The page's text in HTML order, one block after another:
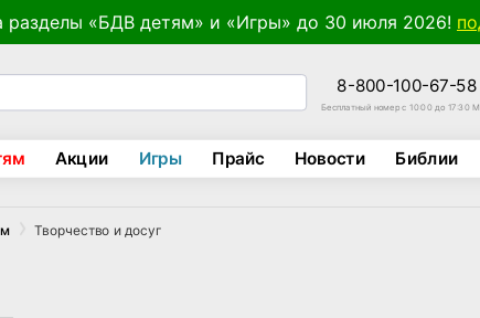
разделы «БДВ детям» и «Игры» до 30 июля 2026!
8-800-100-67-58
Бесплатный номер с 10:00 до 17:30
Акции Игры Прайс Новости Библии
Творчество и досуг